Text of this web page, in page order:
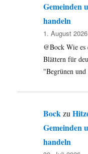
Gemeinden
handeln
1. August 2026
@Bock Wie
Blättern für
"Begrünen
Bockzu
Gemeinden
handeln